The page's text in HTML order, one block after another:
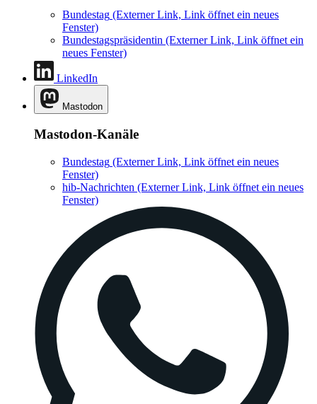
Bundestag (Externer Link, Link öffnet ein neues
Fenster)
Bundestagspräsidentin (Externer Link, Link öffnet ein
neues Fenster)
LinkedIn
Mastodon
Mastodon-Kanäle
Bundestag (Externer Link, Link öffnet ein neues
Fenster)
hib-Nachrichten (Externer Link, Link öffnet ein neues
Fenster)